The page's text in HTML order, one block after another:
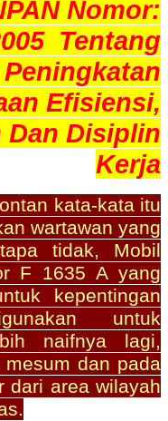
Nomor:
Tentang
Efisiensi,
Dan Disiplin
Kerja
kata-kata itu
wartawan yang
tidak, Mobil
F 1635 A yang
kepentingan
untuk
naifnya lagi,
dan pada
dari area wilayah